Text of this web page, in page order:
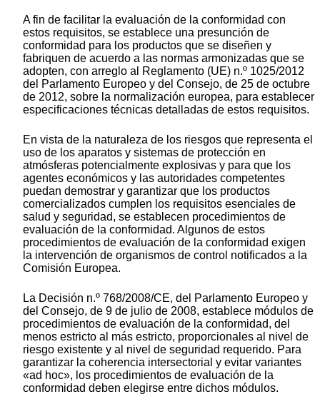
A fin de facilitar la evaluación de la conformidad con
estos requisitos, se establece una presunción de
conformidad para los productos que se diseñen y
fabriquen de acuerdo a las normas armonizadas que se
adopten, con arreglo al Reglamento (UE) n.º 1025/2012
del Parlamento Europeo y del Consejo, de 25 de octubre
de 2012, sobre la normalización europea, para establecer
especificaciones técnicas detalladas de estos requisitos.
En vista de la naturaleza de los riesgos que representa el
uso de los aparatos y sistemas de protección en
atmósferas potencialmente explosivas y para que los
agentes económicos y las autoridades competentes
puedan demostrar y garantizar que los productos
comercializados cumplen los requisitos esenciales de
salud y seguridad, se establecen procedimientos de
evaluación de la conformidad. Algunos de estos
procedimientos de evaluación de la conformidad exigen
la intervención de organismos de control notificados a la
Comisión Europea.
La Decisión n.º 768/2008/CE, del Parlamento Europeo y
del Consejo, de 9 de julio de 2008, establece módulos de
procedimientos de evaluación de la conformidad, del
menos estricto al más estricto, proporcionales al nivel de
riesgo existente y al nivel de seguridad requerido. Para
garantizar la coherencia intersectorial y evitar variantes
«ad hoc», los procedimientos de evaluación de la
conformidad deben elegirse entre dichos módulos.